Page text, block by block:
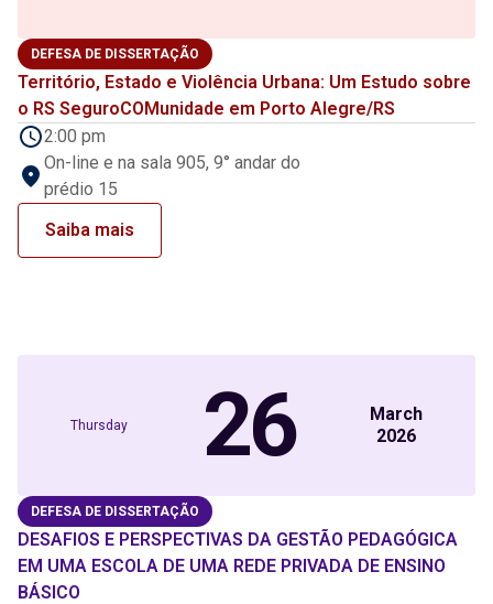
DEFESA DE DISSERTAÇÃO
Território, Estado e Violência Urbana: Um Estudo sobre
o RS SeguroCOMunidade em Porto Alegre/RS
2:00 pm
On-line e na sala 905, 9° andar do
prédio 15
Saiba mais
Thursday 26
March
2026
DEFESA DE DISSERTAÇÃO
DESAFIOS E PERSPECTIVAS DA GESTÃO PEDAGÓGICA
EM UMA ESCOLA DE UMA REDE PRIVADA DE ENSINO
BÁSICO